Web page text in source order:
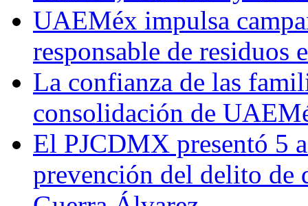
UAEMéx impulsa
responsable de residuos
La confianza de las
consolidación de
El PJCDMX presentó 5
prevención del delito de